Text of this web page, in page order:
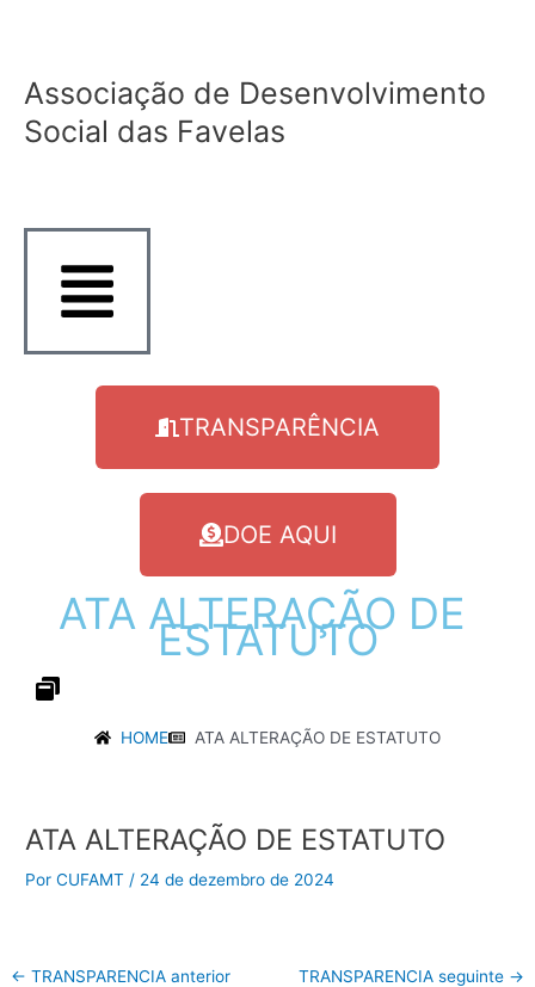
conteúdo
Associação de Desenvolvimento
Social das Favelas
TRANSPARÊNCIA
DOE AQUI
ATA ALTERAÇÃO DE
ESTATUTO
HOME ATA ALTERAÇÃO DE ESTATUTO
ATA ALTERAÇÃO DE ESTATUTO
PorCUFAMT / 24 de dezembro de 2024
← TRANSPARENCIA anterior TRANSPARENCIA seguinte →